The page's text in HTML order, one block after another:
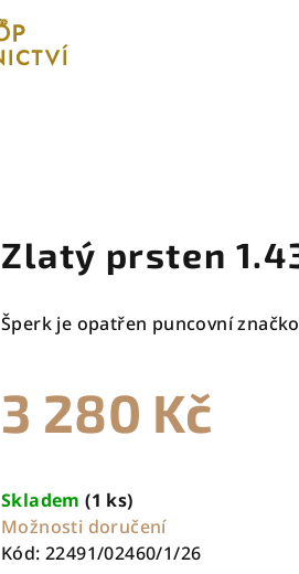
Zlatý prsten
Šperk je opatřen puncovní
3 280 Kč
cena:
Skladem(1 ks)
Možnosti doručení
Kód: 22491/02460/1/26